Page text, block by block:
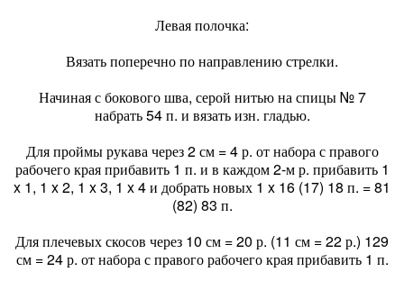
Левая полочка:
Вязать поперечно по направлению стрелки.
Начиная с бокового шва, серой нитью на спицы № 7
набрать 54 п. и вязать изн. гладью.
Для проймы рукава через 2 см = 4 р. от набора с правого
рабочего края прибавить 1 п. и в каждом 2-м р. прибавить 1
x 1, 1 x 2, 1 x 3, 1 x 4 и добрать новых 1 x 16 (17) 18 п. = 81
(82) 83 п.
Для плечевых скосов через 10 см = 20 р. (11 см = 22 р.) 129
см = 24 р. от набора с правого рабочего края прибавить 1 п.